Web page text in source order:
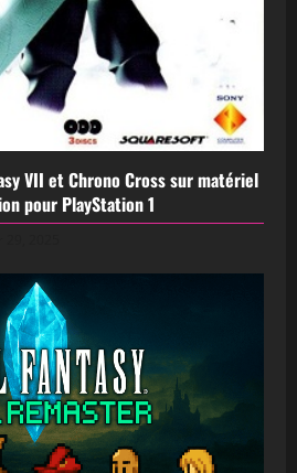
VII et Chrono Cross sur matériel
pour PlayStation 1